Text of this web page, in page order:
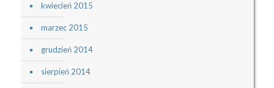
kwiecień 2015
marzec 2015
grudzień 2014
sierpień 2014